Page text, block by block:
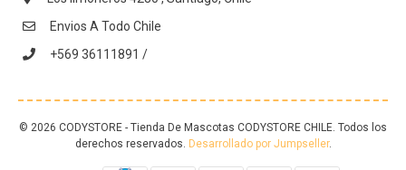
Envios A Todo Chile
+569 36111891 /
© 2026 CODYSTORE - Tienda De Mascotas CODYSTORE CHILE. Todos los
derechos reservados. Desarrollado por Jumpseller.